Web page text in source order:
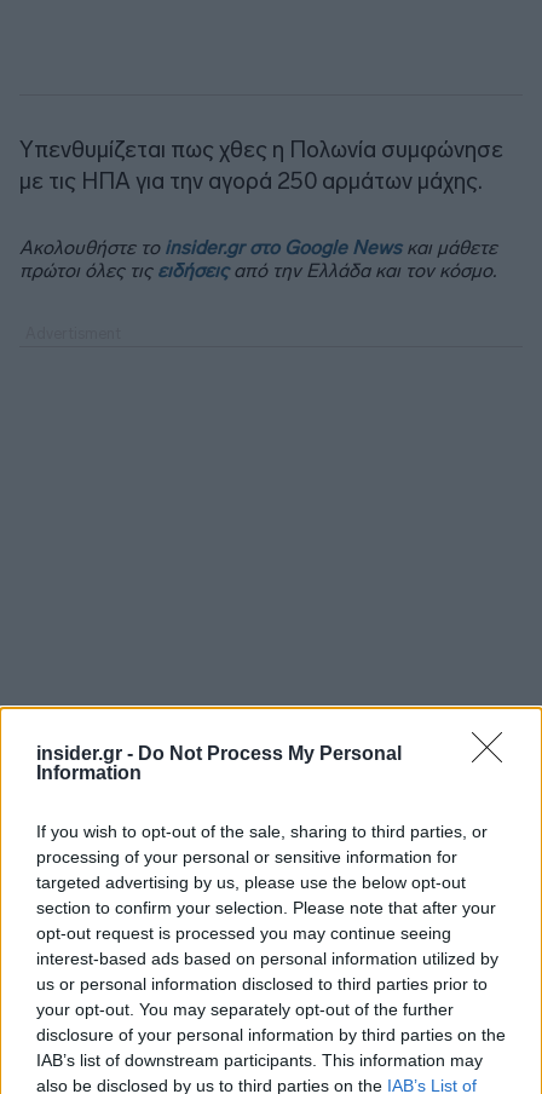
insider.gr - Do Not Process My Personal
Information
If you wish to opt-out of the sale, sharing to third parties, or
processing of your personal or sensitive information for
targeted advertising by us, please use the below opt-out
section to confirm your selection. Please note that after your
opt-out request is processed you may continue seeing
interest-based ads based on personal information utilized by
us or personal information disclosed to third parties prior to
your opt-out. You may separately opt-out of the further
disclosure of your personal information by third parties on the
IAB’s list of downstream participants. This information may
also be disclosed by us to third parties on the IAB’s List of
Υπενθυμίζεται πως χθες η Πολωνία συμφώνησε
με τις ΗΠΑ για την αγορά 250 αρμάτων μάχης.
Ακολουθήστε το insider.gr στο Google Newsκαι μάθετε
πρώτοι όλες τις ειδήσειςαπό την Ελλάδα και τον κόσμο.
Διαβάζονται αυτή τη στιγμή
στοιχηματικές - Ποιος επισκέφθηκε τα
πυρόπληκτα ζωάκια - Το μισογεμάτο ποτήρι
του ΣΥΡΙΖΑ
Ποια είναι η (κυβερνητική) λίστα με τα μεγάλα
οδικά έργα και τα εκτιμώμενα
χρονοδιαγράμματα
Δυτ. Αττική: Το χρονοδιάγραμμα
αποκατάστασης μετά τη φωτιά - Στόχος η
έναρξη των έργων πριν τις 15/9